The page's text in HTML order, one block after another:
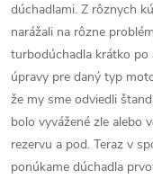
dúchadlami. Z rôznych
narážali na rôzne
turbodúchadla krátko po
úpravy pre daný typ
že my sme odviedli
bolo vyvážené zle alebo
rezervu a pod. Teraz v
ponúkame dúchadla